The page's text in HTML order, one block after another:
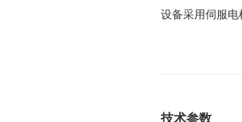
设备采用伺服电
技术参数